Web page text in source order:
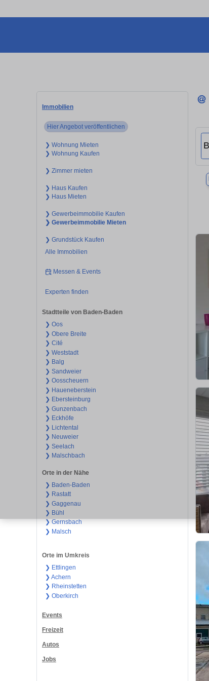
Immobilien
Hier Angebot veröffentlichen
❯ Wohnung Mieten
❯ Wohnung Kaufen
❯ Zimmer mieten
❯ Haus Kaufen
❯ Haus Mieten
❯ Gewerbeimmobilie Kaufen
❯ Gewerbeimmobilie Mieten
❯ Grundstück Kaufen
Alle Immobilien
Messen & Events
Experten finden
Stadtteile von Baden-Baden
❯ Oos
❯ Obere Breite
❯ Cité
❯ Weststadt
❯ Balg
❯ Sandweier
❯ Oosscheuern
❯ Haueneberstein
❯ Ebersteinburg
❯ Gunzenbach
❯ Eckhöfe
❯ Lichtental
❯ Neuweier
❯ Seelach
❯ Malschbach
Orte in der Nähe
❯ Baden-Baden
❯ Rastatt
❯ Gaggenau
❯ Bühl
❯ Gernsbach
❯ Malsch
Orte im Umkreis
❯ Ettlingen
❯ Achern
❯ Rheinstetten
❯ Oberkirch
Events
Freizeit
Autos
Jobs